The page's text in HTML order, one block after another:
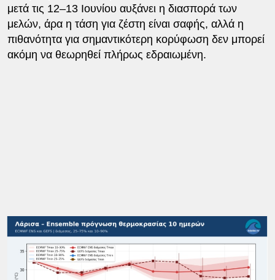
μετά τις 12–13 Ιουνίου αυξάνει η διασπορά των
μελών, άρα η τάση για ζέστη είναι σαφής, αλλά η
πιθανότητα για σημαντικότερη κορύφωση δεν μπορεί
ακόμη να θεωρηθεί πλήρως εδραιωμένη.